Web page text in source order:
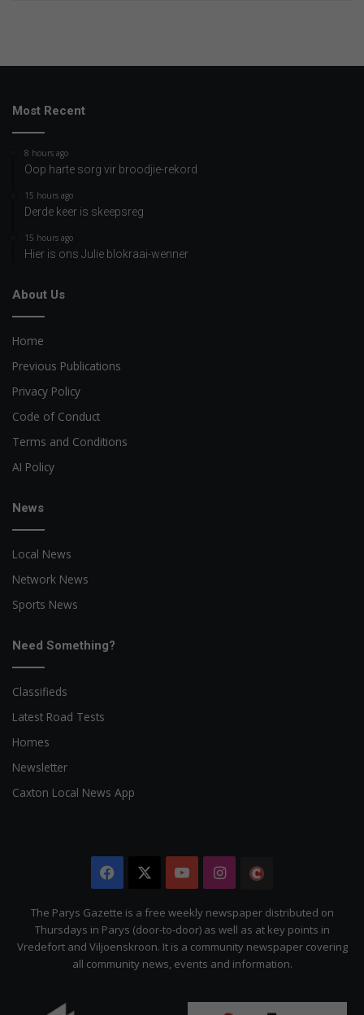
Most Recent
8 hours ago
Oop harte sorg vir broodjie-rekord
15 hours ago
Derde keer is skeepsreg
15 hours ago
Hier is ons Julie blokraai-wenner
About Us
Home
Previous Publications
Privacy Policy
Code of Conduct
Terms and Conditions
AI Policy
News
Local News
Network News
Sports News
Need Something?
Classifieds
Latest Road Tests
Homes
Newsletter
Caxton Local News App
Facebook YouTubeInstagram
Citizen
The Parys Gazette is a free weekly newspaper distributed on
Thursdays in Parys (door-to-door) as well as at key points in
Vredefort and Viljoenskroon. It is a community newspaper covering
all community news, events and information.